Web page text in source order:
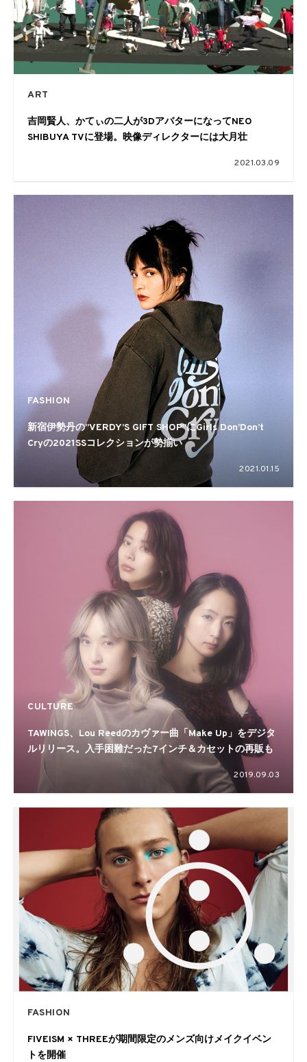
ART
吉岡賢人、かてぃの二人が3DアバターになってNEO
SHIBUYA TVに登場。映像ディレクターには大月壮
2021.03.09
FASHION
新宿伊勢丹の”VERDY’S GIFT SHOP”にGirls Don’Don’t
Cryの2021SSコレクションが勢揃い
2021.01.15
CULTURE
TAWINGS、Lou Reedのカヴァー曲「Make Up」をデジタ
ルリリース。入手困難だった7インチ＆カセットの再販も
2019.09.03
FASHION
FIVEISM × THREEが期間限定のメンズ向けメイクイベン
トを開催